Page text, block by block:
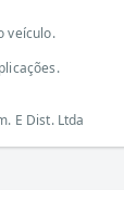
veículo.
E Dist. Ltda